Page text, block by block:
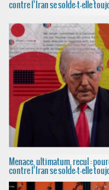
contre l’Iran se solde-t-elle
Menace, ultimatum, recul :
contre l’Iran se solde-t-elle